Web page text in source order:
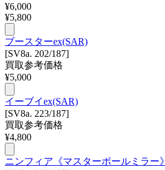
¥6,000
¥5,800
ブースターex(SAR)
[SV8a. 202/187]
買取参考価格
¥5,000
イーブイex(SAR)
[SV8a. 223/187]
買取参考価格
¥4,800
ニンフィア《マスターボールミラー》